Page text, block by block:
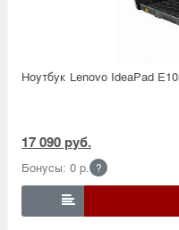
Ноутбук Lenovo IdeaPad
17 090 руб.
Бонусы: 0 р. ?
